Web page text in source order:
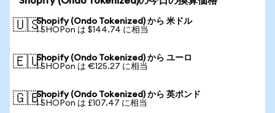
🇺🇸Shopify (Ondo Tokenized) から 米ドル
1 SHOPon は $144.74 に相当
🇪🇺Shopify (Ondo Tokenized) から ユーロ
1 SHOPon は €125.27 に相当
🇬🇧Shopify (Ondo Tokenized) から 英ポンド
1 SHOPon は £107.47 に相当